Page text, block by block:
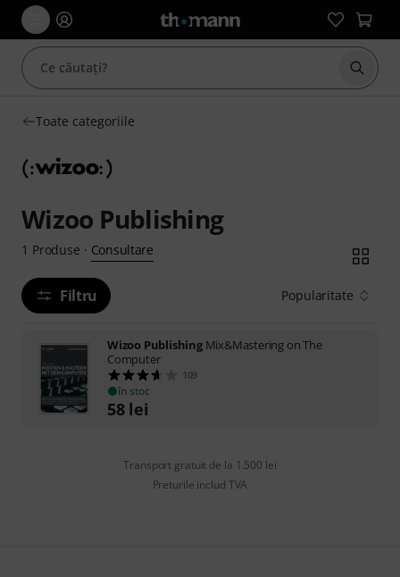
Toate categoriile
Wizoo Publishing
1 Produse · Consultare
Filtru Popularitate
Wizoo Publishing Mix&Mastering on The
Computer
109
în stoc
58 lei
Transport gratuit de la 1.500 lei
Preturile includ TVA